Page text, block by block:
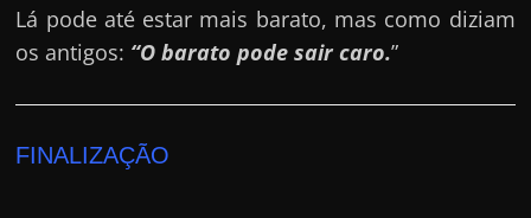
Lá pode até estar mais barato, mas como diziam
os antigos: “O barato pode sair caro.”
FINALIZAÇÃO